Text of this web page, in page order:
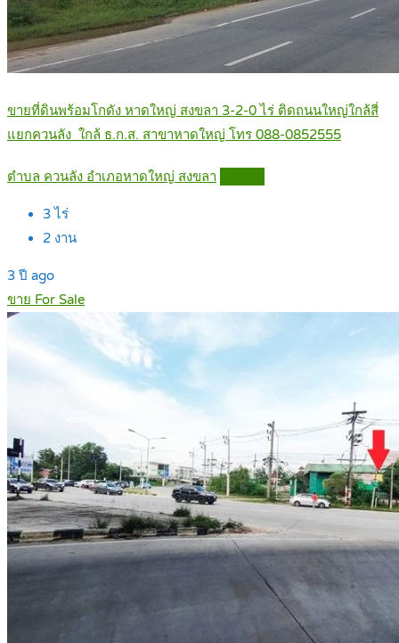
ขายที่ดินพร้อมโกดัง หาดใหญ่ สงขลา 3-2-0 ไร่ ติดถนนใหญ่ใกล้สี่
แยกควนลัง ใกล้ ธ.ก.ส. สาขาหาดใหญ่ โทร 088-0852555
ตำบล ควนลัง อำเภอหาดใหญ่ สงขลา
3ไร่
2 งาน
3 ปี ago
ขาย For Sale